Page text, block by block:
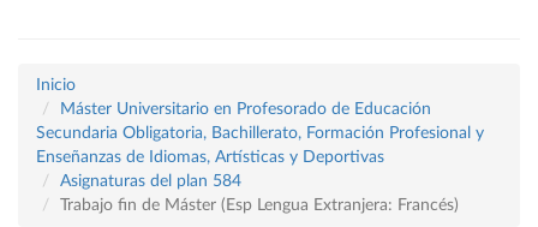
Inicio
Máster Universitario en Profesorado de Educación
Secundaria Obligatoria, Bachillerato, Formación Profesional y
Enseñanzas de Idiomas, Artísticas y Deportivas
Asignaturas del plan 584
Trabajo fin de Máster (Esp Lengua Extranjera: Francés)